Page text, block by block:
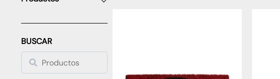
BUSCAR